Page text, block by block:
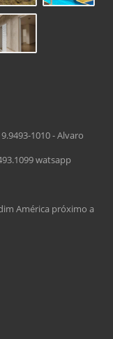
1010 - Alvaro
watsapp
América próximo a